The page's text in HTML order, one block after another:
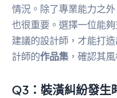
情況。除了專業能力之
也很重要。選擇一位能
建議的設計師，才能打
計師的作品集，確認其
Q3：裝潢糾紛發生